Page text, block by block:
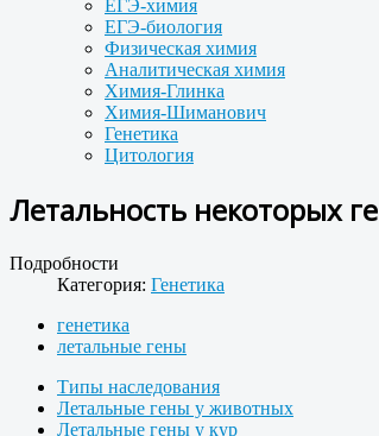
ЕГЭ-химия
ЕГЭ-биология
Физическая химия
Аналитическая химия
Химия-Глинка
Химия-Шиманович
Генетика
Цитология
Летальность некоторых
Подробности
Категория: Генетика
генетика
летальные гены
Типы наследования
Летальные гены у животных
Летальные гены у кур